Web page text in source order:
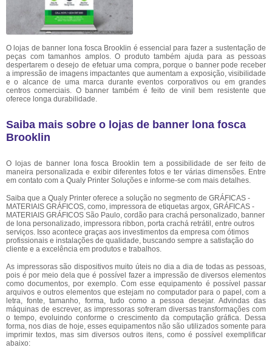
O lojas de banner lona fosca Brooklin é essencial para fazer a sustentação de
peças com tamanhos amplos. O produto também ajuda para as pessoas
despertarem o desejo de efetuar uma compra, porque o banner pode receber
a impressão de imagens impactantes que aumentam a exposição, visibilidade
e o alcance de uma marca durante eventos corporativos ou em grandes
centros comerciais. O banner também é feito de vinil bem resistente que
oferece longa durabilidade.
Saiba mais sobre o lojas de banner lona fosca
Brooklin
O lojas de banner lona fosca Brooklin tem a possibilidade de ser feito de
maneira personalizada e exibir diferentes fotos e ter várias dimensões. Entre
em contato com a Qualy Printer Soluções e informe-se com mais detalhes.
Saiba que a Qualy Printer oferece a solução no segmento de GRÁFICAS -
MATERIAIS GRÁFICOS, como, impressora de etiquetas argox, GRÁFICAS -
MATERIAIS GRÁFICOS São Paulo, cordão para crachá personalizado, banner
de lona personalizado, impressora ribbon, porta crachá retrátil, entre outros
serviços. Isso acontece graças aos investimentos da empresa com ótimos
profissionais e instalações de qualidade, buscando sempre a satisfação do
cliente e a excelência em produtos e trabalhos.
As impressoras são dispositivos muito úteis no dia a dia de todas as pessoas,
pois é por meio dela que é possível fazer a impressão de diversos elementos
como documentos, por exemplo. Com esse equipamento é possível passar
arquivos e outros elementos que estejam no computador para o papel, com a
letra, fonte, tamanho, forma, tudo como a pessoa desejar. Advindas das
máquinas de escrever, as impressoras sofreram diversas transformações com
o tempo, evoluindo conforme o crescimento da computação gráfica. Dessa
forma, nos dias de hoje, esses equipamentos não são utilizados somente para
imprimir textos, mas sim diversos outros itens, como é possível exemplificar
abaixo: